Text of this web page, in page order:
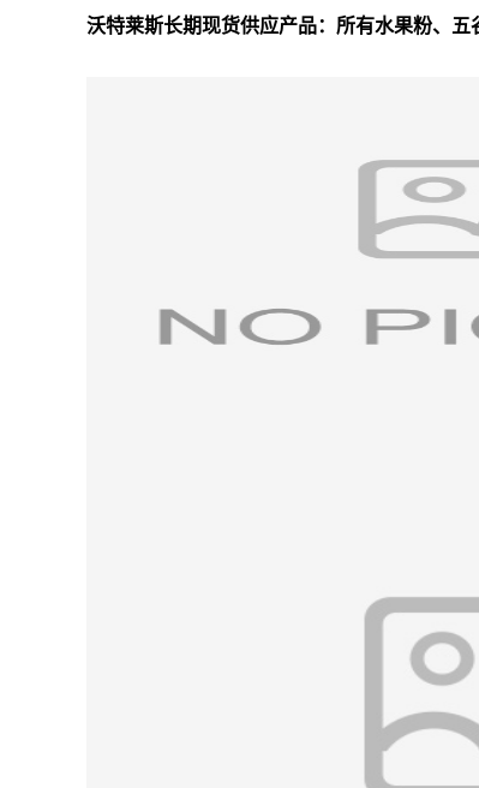
沃特莱斯长期现货供应产品：所有水果粉、